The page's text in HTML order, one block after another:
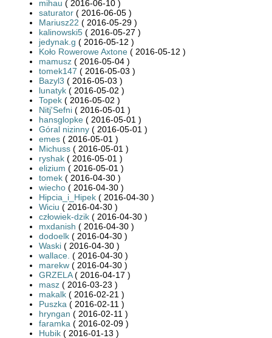
mihau ( 2016-06-10 )
saturator ( 2016-06-05 )
Mariusz22 ( 2016-05-29 )
kalinowski5 ( 2016-05-27 )
jedynak.g ( 2016-05-12 )
Koło Rowerowe Axtone ( 2016-05-12 )
mamusz ( 2016-05-04 )
tomek147 ( 2016-05-03 )
Bazyl3 ( 2016-05-03 )
lunatyk ( 2016-05-02 )
Topek ( 2016-05-02 )
Nitj'Sefni ( 2016-05-01 )
hansglopke ( 2016-05-01 )
Góral nizinny ( 2016-05-01 )
emes ( 2016-05-01 )
Michuss ( 2016-05-01 )
ryshak ( 2016-05-01 )
elizium ( 2016-05-01 )
tomek ( 2016-04-30 )
wiecho ( 2016-04-30 )
Hipcia_i_Hipek ( 2016-04-30 )
Wiciu ( 2016-04-30 )
człowiek-dzik ( 2016-04-30 )
mxdanish ( 2016-04-30 )
dodoelk ( 2016-04-30 )
Waski ( 2016-04-30 )
wallace. ( 2016-04-30 )
marekw ( 2016-04-30 )
GRZELA( 2016-04-17 )
masz ( 2016-03-23 )
makalk ( 2016-02-21 )
Puszka ( 2016-02-11 )
hryngan ( 2016-02-11 )
faramka ( 2016-02-09 )
Hubik ( 2016-01-13 )